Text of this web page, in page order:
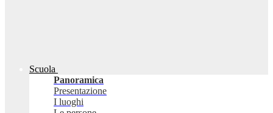
Scuola
Panoramica
Presentazione
I luoghi